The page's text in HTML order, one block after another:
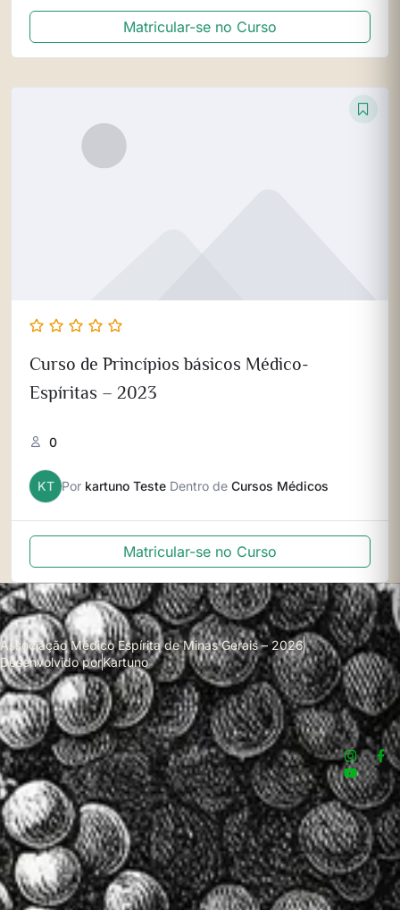
Matricular-se no Curso
Curso de Princípios básicos Médico-
Espíritas – 2023
0
KT Por kartuno Teste Dentro de Cursos Médicos
Matricular-se no Curso
Associação Médico Espírita de Minas Gerais – 2026
Desenvolvido porKartuno